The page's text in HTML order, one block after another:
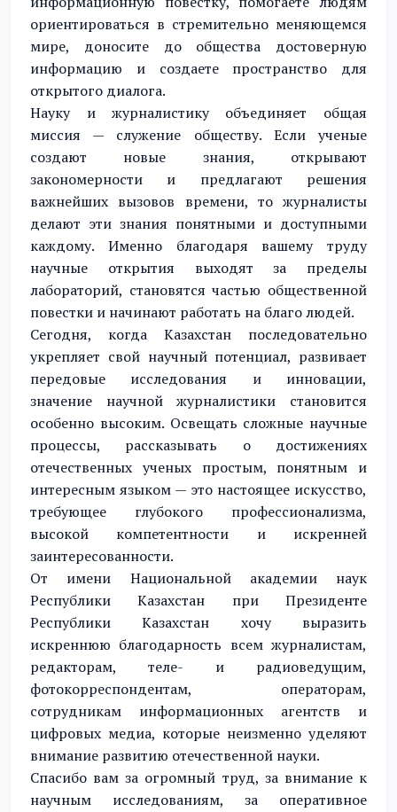
ориентироваться в стремительно меняющемся
мире, доносите до общества достоверную
информацию и создаете пространство для
открытого диалога.
Науку и журналистику объединяет общая
миссия — служение обществу. Если ученые
создают новые знания, открывают
закономерности и предлагают решения
важнейших вызовов времени, то журналисты
делают эти знания понятными и доступными
каждому. Именно благодаря вашему труду
научные открытия выходят за пределы
лабораторий, становятся частью общественной
повестки и начинают работать на благо людей.
Сегодня, когда Казахстан последовательно
укрепляет свой научный потенциал, развивает
передовые исследования и инновации,
значение научной журналистики становится
особенно высоким. Освещать сложные научные
процессы, рассказывать о достижениях
отечественных ученых простым, понятным и
интересным языком — это настоящее искусство,
требующее глубокого профессионализма,
высокой компетентности и искренней
заинтересованности.
От имени Национальной академии наук
Республики Казахстан при Президенте
Республики Казахстан хочу выразить
искреннюю благодарность всем журналистам,
редакторам, теле- и радиоведущим,
фотокорреспондентам, операторам,
сотрудникам информационных агентств и
цифровых медиа, которые неизменно уделяют
внимание развитию отечественной науки.
Спасибо вам за огромный труд, за внимание к
научным исследованиям, за оперативное